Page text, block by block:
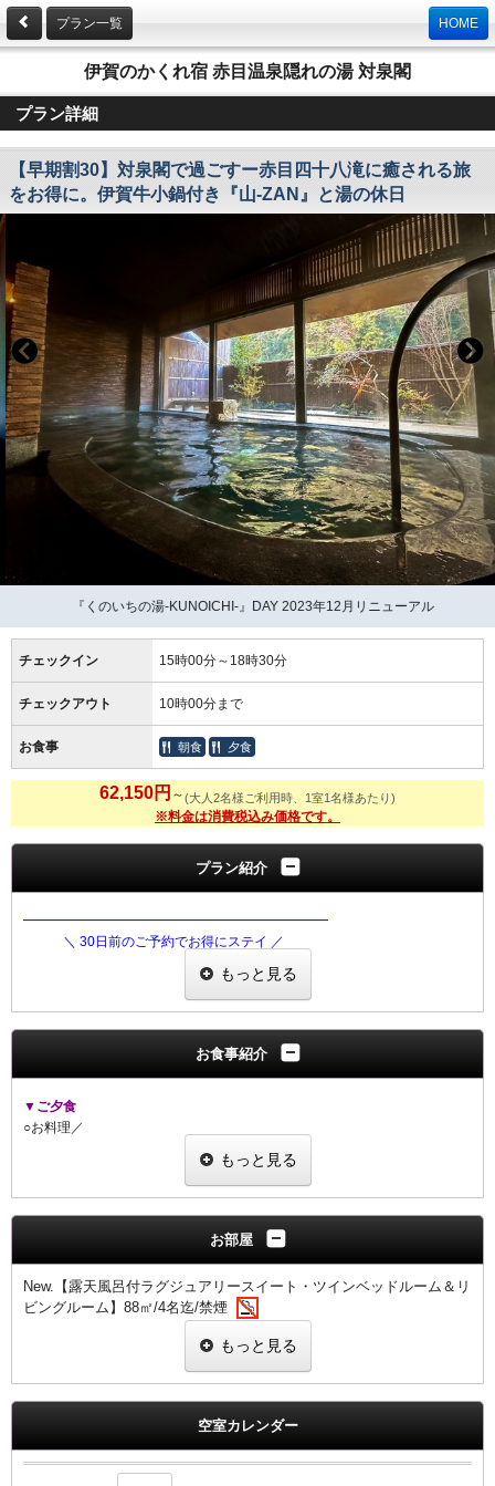
プラン一覧 HOME
伊賀のかくれ宿 赤目温泉隠れの湯 対泉閣
プラン詳細
【早期割30】対泉閣で過ごすー赤目四十八滝に癒される旅
をお得に。伊賀牛小鍋付き『山-ZAN』と湯の休日
『くのいちの湯-KUNOICHI-』DAY 2023年12月リニューアル
チェックイン 15時00分～18時30分
チェックアウト 10時00分まで
お食事 朝食 夕食
62,150円 ～(大人2名様ご利用時、1室1名様あたり)
※料金は消費税込み価格です。
プラン紹介
━━━━━━━━━━━━━━━━━━━━━━━
＼ 30日前のご予約でお得にステイ ／
早期割『30』プラン
━━━━━━━━━━━━━━━━━━━━━━━
静けさに包まれる渓谷の宿で、
旬の恵みと湯のやすらぎに身をゆだねるひととき。
― ご宿泊プラン特典 ―
1.基本プランよりお得な【早期割引価格】でご提供
2.チェックイン前・アウト後も駐車場ご利用無料
5.ラウンジで大人の方1名様につき、スパークリングワイン1杯サービス
7.【早期割限定】料理グレードアップ料金が通常より500円オフ
━ ご夕食 ━ スタンダード会席『山-ZAN-』
… 料理グレードアップ（要事前予約：通常価格より500円OFF） …
・グレードアップ会席『空-KU-』：＋2,800円
・プレミアム会席『天-TEN-』：＋8,300円（本館客室の設定はございませ
もっと見る
お食事紹介
▼ご夕食
○お料理／
伊賀の旬の季節のスタンダード会席
▼ご朝食
○お料理／伊賀のおいしい朝ごはん
おひとり様づつ一式をご用意します
○お食事場所／山のダイニング「TAKI-NOBE」
います
おまかせになりますことご了承ください
もっと見る
お部屋
New.【露天風呂付ラグジュアリースイート・ツインベッドルーム＆リ
ビングルーム】88㎡/4名迄/禁煙
【渓谷を望む露天風呂と静寂を楽しむラグジュアリースイート】
3・4名の場合（3・4人目はリビングルームのソファベッド対応になりま
すことご了承の上ご予約ください）
もっと見る
空室カレンダー